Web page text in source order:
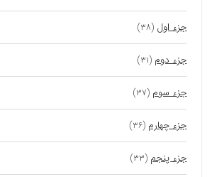
جزء اول (۳۸)
جزء دوم (۳۱)
جزء سوم (۳۷)
جزء چهارم (۳۶)
جزء پنجم (۳۳)